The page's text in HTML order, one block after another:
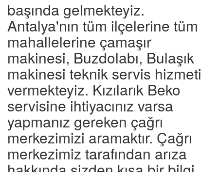
başında gelmekteyiz.
Antalya'nın tüm ilçelerine tüm
mahallelerine çamaşır
makinesi, Buzdolabı, Bulaşık
makinesi teknik servis hizmeti
vermekteyiz. Kızılarık Beko
servisine ihtiyacınız varsa
yapmanız gereken çağrı
merkezimizi aramaktır. Çağrı
merkezimiz tarafından arıza